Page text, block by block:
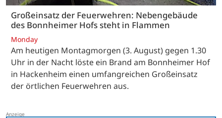
Großeinsatz der Feuerwehren: Nebengebäude
des Bonnheimer Hofs steht in Flammen
Monday
Am heutigen Montagmorgen (3. August) gegen 1.30
Uhr in der Nacht löste ein Brand am Bonnheimer Hof
in Hackenheim einen umfangreichen Großeinsatz
der örtlichen Feuerwehren aus.